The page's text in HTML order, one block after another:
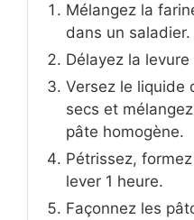
Mélangez la
dans un saladier.
Délayez la levure
Versez le liquide
secs et
pâte homogène.
Pétrissez,
lever 1 heure.
Façonnez les